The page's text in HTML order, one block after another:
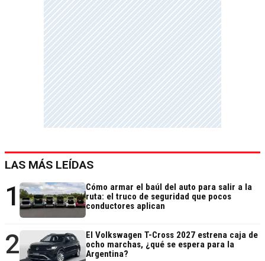
LAS MÁS LEÍDAS
1
Cómo armar el baúl del auto para salir a la
ruta: el truco de seguridad que pocos
conductores aplican
2
El Volkswagen T-Cross 2027 estrena caja de
ocho marchas, ¿qué se espera para la
Argentina?